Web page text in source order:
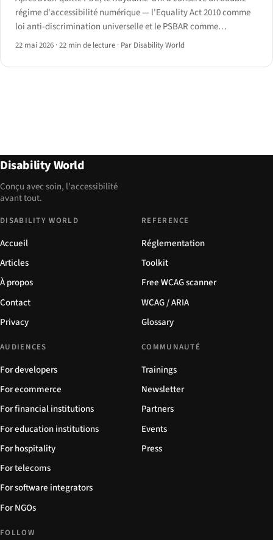
régime d'accessibilité numérique — l'Equality Act 2010 comme
loi anti-discrimination universelle et le PSBAR comme
réglementation du secteur public transposant la Directive sur
22 mai 2026 ·22 min de lecture · Par Disability World
Disability World
Conçu avec soin, l'accessibilité
avant tout.
DISABILITY WORLD
Accueil
Articles
À propos
Contact
Privacy
REFERENCE
Réglementation
Toolkit
Free WCAG scanner
WCAG / ARIA
Glossary
AUDIENCES
For developers
For ecommerce
For financial institutions
For education institutions
For hospitality
For telecoms
For software integrators
For NGOs
COMMUNAUTÉ
Trainings
Newsletter
Partners
Events
Press
FOLLOW